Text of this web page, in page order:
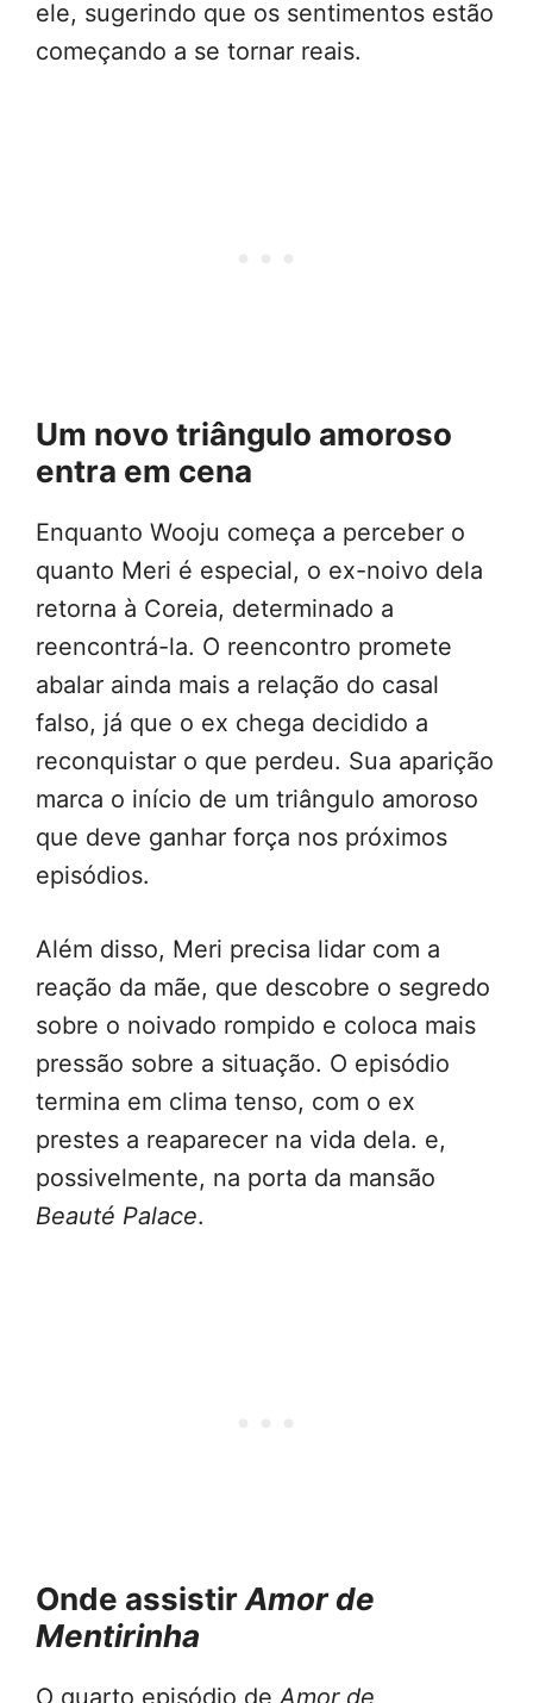
ele, sugerindo que os sentimentos estão
começando a se tornar reais.
Um novo triângulo amoroso
entra em cena
Enquanto Wooju começa a perceber o
quanto Meri é especial, o ex-noivo dela
retorna à Coreia, determinado a
reencontrá-la. O reencontro promete
abalar ainda mais a relação do casal
falso, já que o ex chega decidido a
reconquistar o que perdeu. Sua aparição
marca o início de um triângulo amoroso
que deve ganhar força nos próximos
episódios.
Além disso, Meri precisa lidar com a
reação da mãe, que descobre o segredo
sobre o noivado rompido e coloca mais
pressão sobre a situação. O episódio
termina em clima tenso, com o ex
prestes a reaparecer na vida dela. e,
possivelmente, na porta da mansão
Beauté Palace.
Onde assistirAmor de
Mentirinha
O quarto episódio de Amor de